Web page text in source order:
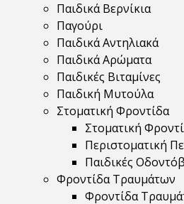
Παιδικά Βερνίκια
Παγούρι
Παιδικά Αντηλιακά
Παιδικά Αρώματα
Παιδικές Βιταμίνες
Παιδική Μυτούλα
Στοματική Φροντίδα
Στοματική
Περιστοματική
Παιδικές
Φροντίδα Τραυμάτων
Φροντίδα